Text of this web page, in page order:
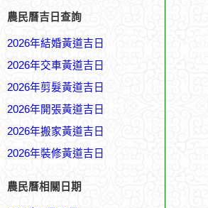
農民曆吉日查詢
2026年結婚黃道吉日
2026年交車黃道吉日
2026年剪髮黃道吉日
2026年開張黃道吉日
2026年搬家黃道吉日
2026年裝修黃道吉日
農民曆相關日期